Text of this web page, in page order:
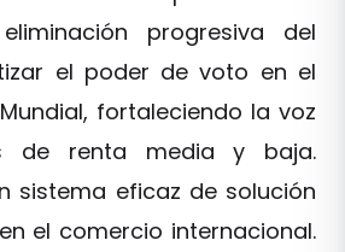
progresiva del
el poder de voto en el
fortaleciendo la voz
de renta media y baja.
sistema eficaz de solución
el comercio internacional.